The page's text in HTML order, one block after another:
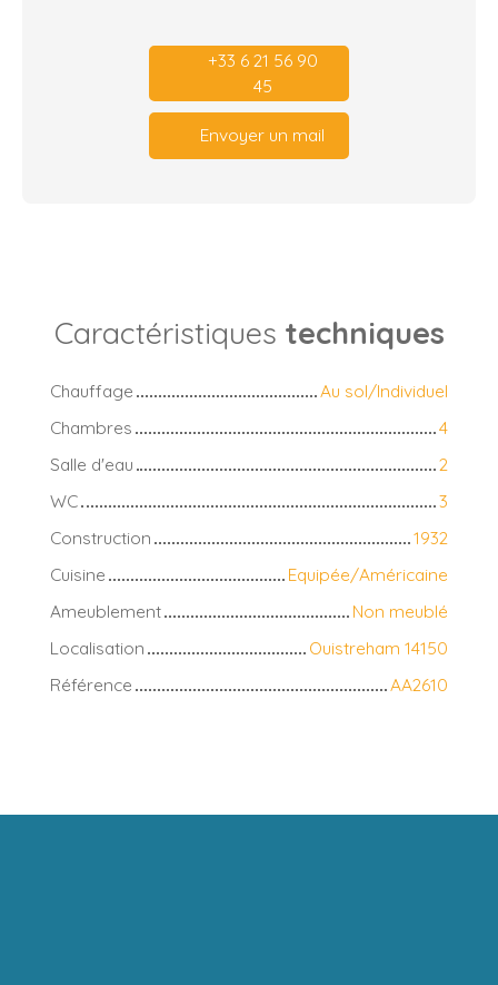
+33 6 21 56 90
45
Envoyer un mail
Caractéristiques techniques
Chauffage
Au sol/Individuel
Chambres
4
Salle d'eau
2
WC
3
Construction
1932
Cuisine
Equipée/Américaine
Ameublement
Non meublé
Localisation
Ouistreham 14150
Référence
AA2610